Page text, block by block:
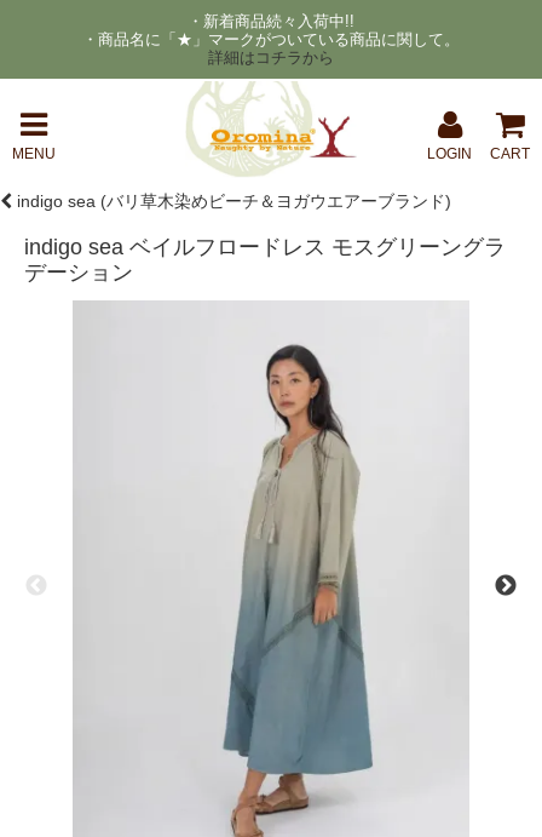
・新着商品続々入荷中!!
・商品名に「★」マークがついている商品に関して。
詳細はコチラから
MENU LOGIN CART
indigo sea (バリ草木染めビーチ＆ヨガウエアーブランド)
indigo sea ベイルフロードレス モスグリーングラ
デーション